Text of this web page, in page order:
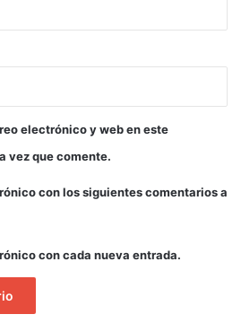
electrónico y web en este
vez que comente.
con los siguientes comentarios a
con cada nueva entrada.